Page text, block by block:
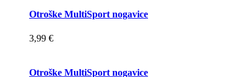
Otroške MultiSport nogavice
3,99 €
Otroške MultiSport nogavice